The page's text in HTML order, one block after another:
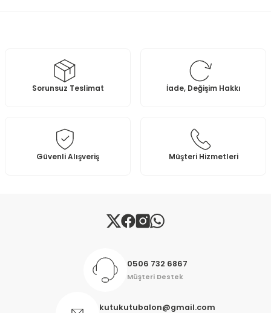
Ürün resmi kalitesiz, bozuk veya görüntülenemiyor.
Ürün açıklamasında eksik bilgiler bulunuyor.
Bu ürüne benzer farklı alternatifler olmalı.
Gönder
Sorunsuz Teslimat İade, Değişim Hakkı
Güvenli Alışveriş Müşteri Hizmetleri
0506 732 6867
Müşteri Destek
kutukutubalon@gmail.com